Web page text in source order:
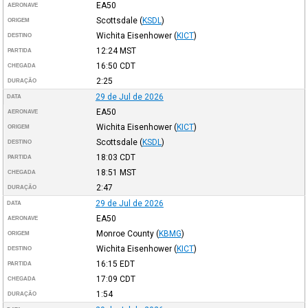
AERONAVE EA50
ORIGEM Scottsdale (KSDL )
DESTINO Wichita Eisenhower (KICT)
PARTIDA 12:24MST
CHEGADA 16:50 CDT
DURAÇÃO 2:25
DATA 29 de Jul de 2026
AERONAVE EA50
ORIGEM Wichita Eisenhower (KICT)
DESTINO Scottsdale (KSDL )
PARTIDA 18:03 CDT
CHEGADA 18:51 MST
DURAÇÃO 2:47
DATA 29 de Jul de 2026
AERONAVE EA50
ORIGEM Monroe County (KBMG)
DESTINO Wichita Eisenhower (KICT)
PARTIDA 16:15 EDT
CHEGADA 17:09 CDT
DURAÇÃO 1:54